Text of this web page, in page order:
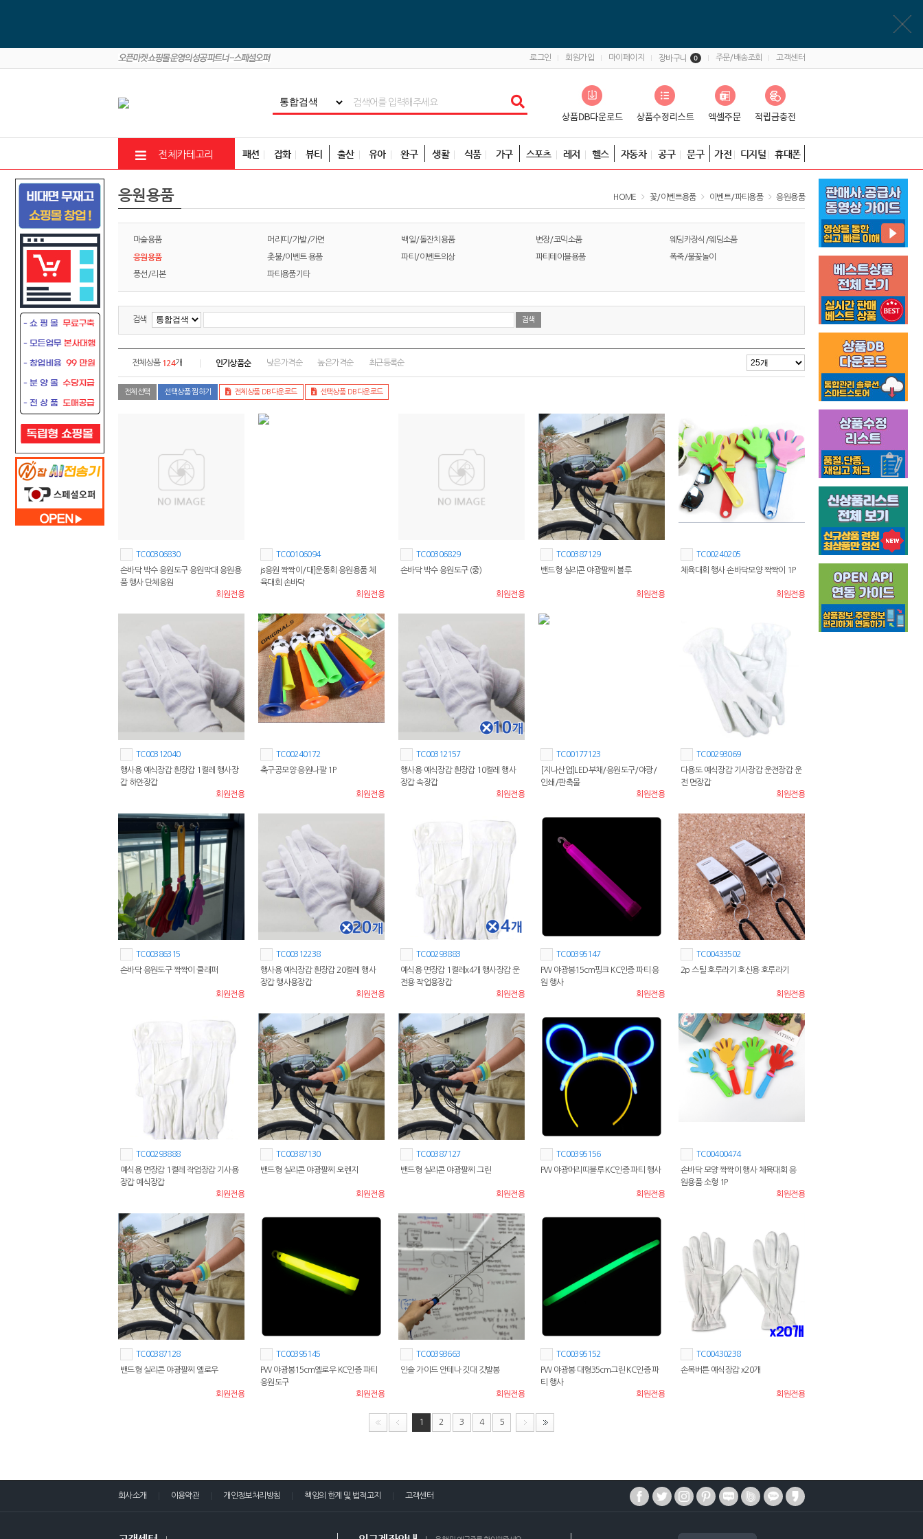
로그인 회원가입 마이페이지 장바구니 0 주문/배송조회 고객센터
전체카테고리 패션 잡화 뷰티 출산 유아 완구 생활 식품 가구 스포츠 레저 헬스 자동차 공구 문구 가전 디지털 휴대폰
응원용품 HOME 꽃/이벤트용품 이벤트/파티용품 응원용품
마술용품 머리띠/가발/가면 백일/돌잔치용품 변장/코믹소품 웨딩카장식/웨딩소품
응원용품 촛불/이벤트 용품 파티/이벤트의상 파티테이블용품 폭죽/불꽃놀이
풍선/리본 파티용품기타
검색
전체상품 124개 인기상품순 낮은가격순 높은가격순 최근등록순
전체선택 선택상품 찜하기 전체상품 DB다운로드 선택상품 DB다운로드
TC00306830
손바닥 박수 응원도구 응원막대 응원용
품 행사 단체응원
회원전용
TC00106094
js응원 짝짝이/대]운동회 응원용품 체
육대회 손바닥
회원전용
TC00306829
손바닥 박수 응원도구 (중)
회원전용
TC00387129
밴드형 실리콘 야광팔찌 블루
회원전용
TC00240205
체육대회 행사 손바닥모양 짝짝이 1P
회원전용
TC00312040
행사용 예식장갑 흰장갑 1켤레 행사장
갑 하얀장갑
회원전용
TC00240172
축구공모양 응원나팔 1P
회원전용
TC00312157
행사용 예식장갑 흰장갑 10켤레 행사
장갑 속장갑
회원전용
TC00177123
[지나산업]LED부채/응원도구/야광/
인쇄/판촉물
회원전용
TC00293069
다용도 예식장갑 기사장갑 운전장갑 운
전 면장갑
회원전용
TC00386315
손바닥 응원도구 짝짝이 클래퍼
회원전용
TC00312238
행사용 예식장갑 흰장갑 20켤레 행사
장갑 행사용장갑
회원전용
TC00293883
예식용 면장갑 1켤레x4개 행사장갑 운
전용 작업용장갑
회원전용
TC00395147
PW 야광봉15cm핑크 KC인증 파티 응
원 행사
회원전용
TC00433502
2p 스틸 호루라기 호신용 호루라기
회원전용
TC00293888
예식용 면장갑 1켤레 작업장갑 기사용
장갑 예식장갑
회원전용
TC00387130
밴드형 실리콘 야광팔찌 오렌지
회원전용
TC00387127
밴드형 실리콘 야광팔찌 그린
회원전용
TC00395156
PW 야광머리띠블루 KC인증 파티 행사
회원전용
TC00400474
손바닥 모양 짝짝이 행사 체육대회 응
원용품 소형 1P
회원전용
TC00387128
밴드형 실리콘 야광팔찌 옐로우
회원전용
TC00395145
PW 야광봉15cm옐로우 KC인증 파티
응원도구
회원전용
TC00393663
인솔 가이드 안테나 깃대 깃발봉
회원전용
TC00395152
PW 야광봉 대형35cm그린 KC인증 파
티 행사
회원전용
TC00430238
손목버튼 예식장갑 x20개
회원전용
1 2 3 4 5
회사소개 이용약관 개인정보처리방침 책임의 한계 및 법적고지 고객센터